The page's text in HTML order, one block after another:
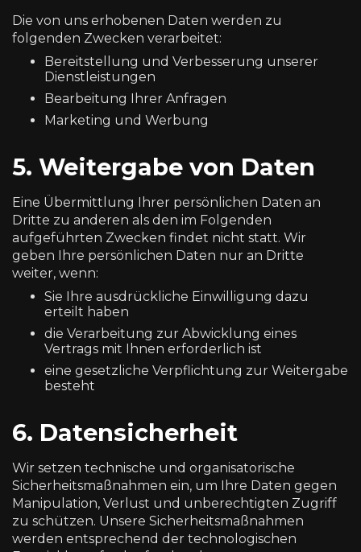
Die von uns erhobenen Daten werden zu
folgenden Zwecken verarbeitet:
Bereitstellung und Verbesserung unserer
Dienstleistungen
Bearbeitung Ihrer Anfragen
Marketing und Werbung
5. Weitergabe von Daten
Eine Übermittlung Ihrer persönlichen Daten an
Dritte zu anderen als den im Folgenden
aufgeführten Zwecken findet nicht statt. Wir
geben Ihre persönlichen Daten nur an Dritte
weiter, wenn:
Sie Ihre ausdrückliche Einwilligung dazu
erteilt haben
die Verarbeitung zur Abwicklung eines
Vertrags mit Ihnen erforderlich ist
eine gesetzliche Verpflichtung zur Weitergabe
besteht
6. Datensicherheit
Wir setzen technische und organisatorische
Sicherheitsmaßnahmen ein, um Ihre Daten gegen
Manipulation, Verlust und unberechtigten Zugriff
zu schützen. Unsere Sicherheitsmaßnahmen
werden entsprechend der technologischen